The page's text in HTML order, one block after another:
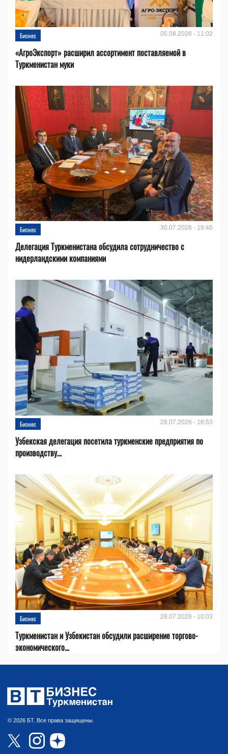
Бизнес 05.08.2026 - 11:02
«АгроЭкспорт» расширил ассортимент поставляемой в
Туркменистан муки
Бизнес 30.07.2026 - 19:45
Делегация Туркменистана обсудила сотрудничество с
нидерландскими компаниями
Бизнес 28.07.2026 - 16:53
Узбекская делегация посетила туркменские предприятия по
производству...
Бизнес 28.07.2026 - 10:03
Туркменистан и Узбекистан обсудили расширение торгово-
экономического...
© 2026 БТ. Все права защищены.